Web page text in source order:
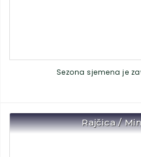
Sezona sjemena je
Rajčica /